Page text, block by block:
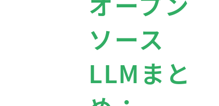
ソース
LLMまと